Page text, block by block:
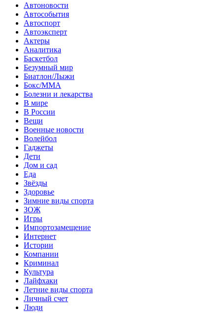
Автоновости
Автособытия
Автоспорт
Автоэксперт
Актеры
Аналитика
Баскетбол
Безумный мир
Биатлон/Лыжи
Бокс/MMA
Болезни и лекарства
В мире
В России
Вещи
Военные новости
Волейбол
Гаджеты
Дети
Дом и сад
Еда
Звёзды
Здоровье
Зимние виды спорта
ЗОЖ
Игры
Импортозамещение
Интернет
Истории
Компании
Криминал
Культура
Лайфхаки
Летние виды спорта
Личный счет
Люди